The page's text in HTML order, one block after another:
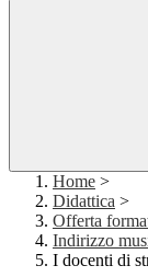
Home >
Didattica >
Offerta
Indirizzo
I docenti di